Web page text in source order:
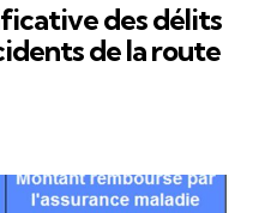
des délits
de la route